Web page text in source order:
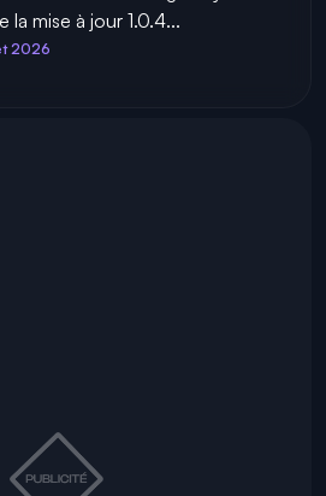
la mise à jour 1.0.4...
2026